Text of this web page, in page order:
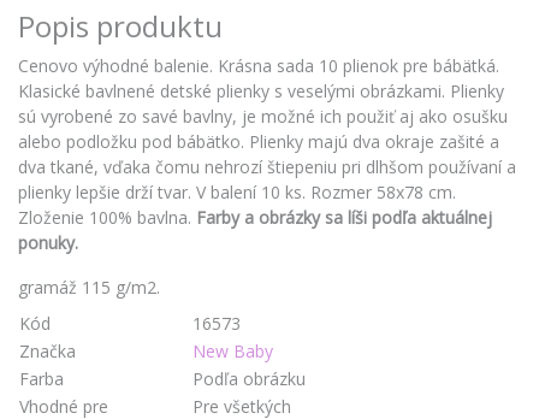
Popis produktu
Cenovo výhodné balenie. Krásna sada 10 plienok pre bábätká.
Klasické bavlnené detské plienky s veselými obrázkami. Plienky
sú vyrobené zo savé bavlny, je možné ich použiť aj ako osušku
alebo podložku pod bábätko. Plienky majú dva okraje zašité a
dva tkané, vďaka čomu nehrozí štiepeniu pri dlhšom používaní a
plienky lepšie drží tvar. V balení 10 ks. Rozmer 58x78 cm.
Zloženie 100% bavlna. Farby a obrázky sa líši podľa aktuálnej
ponuky.
gramáž 115 g/m2.
Kód
16573
Značka
New Baby
Farba
Podľa obrázku
Vhodné pre
Pre všetkých